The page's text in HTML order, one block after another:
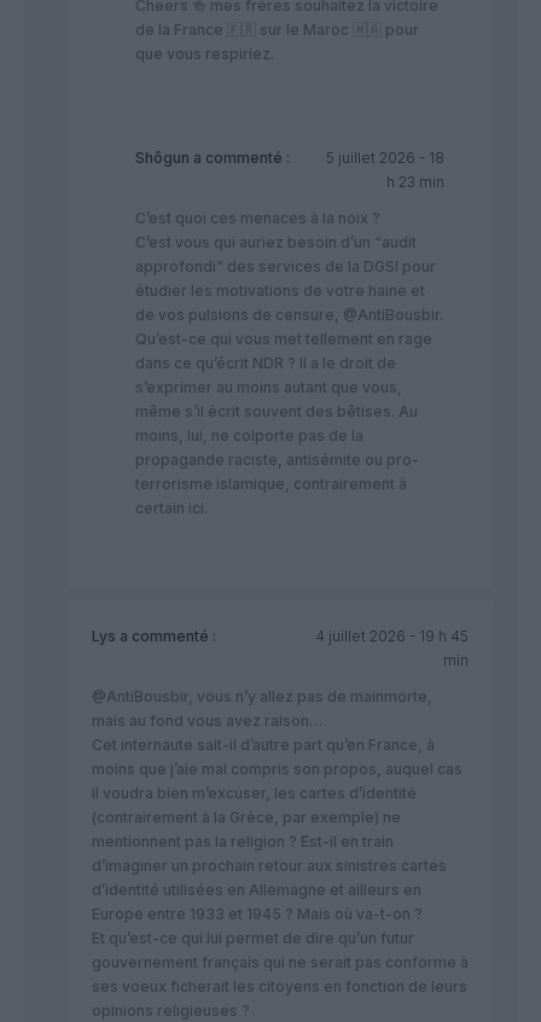
Cheers 🍻 mes frères souhaitez la victoire
de la France 🇫🇷 sur le Maroc 🇲🇦 pour
que vous respiriez.
Shôgun a commenté :
5 juillet 2026 - 18
h 23 min
C’est quoi ces menaces à la noix ?
C’est vous qui auriez besoin d’un “audit
approfondi” des services de la DGSI pour
étudier les motivations de votre haine et
de vos pulsions de censure, @AntiBousbir.
Qu’est-ce qui vous met tellement en rage
dans ce qu’écrit NDR ? Il a le droit de
s’exprimer au moins autant que vous,
même s’il écrit souvent des bêtises. Au
moins, lui, ne colporte pas de la
propagande raciste, antisémite ou pro-
terrorisme islamique, contrairement à
certain ici.
Lys a commenté :
4 juillet 2026 - 19 h 45
min
@AntiBousbir, vous n’y allez pas de mainmorte,
mais au fond vous avez raison…
Cet internaute sait-il d’autre part qu’en France, à
moins que j’aie mal compris son propos, auquel cas
il voudra bien m’excuser, les cartes d’identité
(contrairement à la Grèce, par exemple) ne
mentionnent pas la religion ? Est-il en train
d’imaginer un prochain retour aux sinistres cartes
d’identité utilisées en Allemagne et ailleurs en
Europe entre 1933 et 1945 ? Mais où va-t-on ?
Et qu’est-ce qui lui permet de dire qu’un futur
gouvernement français qui ne serait pas conforme à
ses voeux ficherait les citoyens en fonction de leurs
opinions religieuses ?